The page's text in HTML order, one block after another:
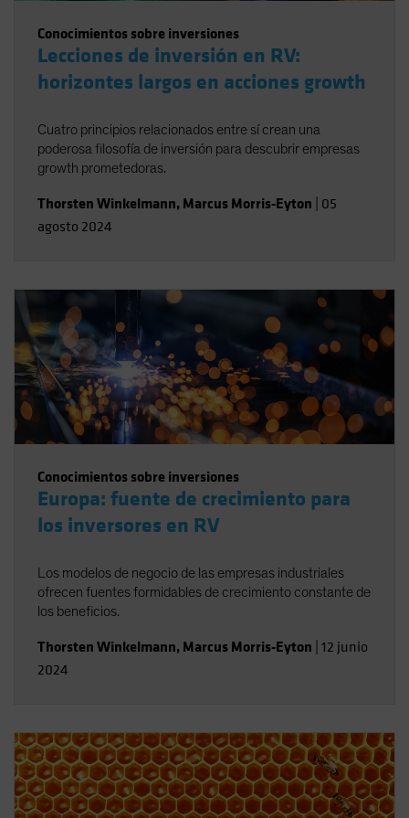
Conocimientos sobre inversiones
Lecciones de inversión en RV:
horizontes largos en acciones growth
Cuatro principios relacionados entre sí crean una
poderosa filosofía de inversión para descubrir empresas
growth prometedoras.
Thorsten Winkelmann, Marcus Morris-Eyton 05
agosto 2024
Conocimientos sobre inversiones
Europa: fuente de crecimiento para
los inversores en RV
Los modelos de negocio de las empresas industriales
ofrecen fuentes formidables de crecimiento constante de
los beneficios.
Thorsten Winkelmann, Marcus Morris-Eyton 12 junio
2024